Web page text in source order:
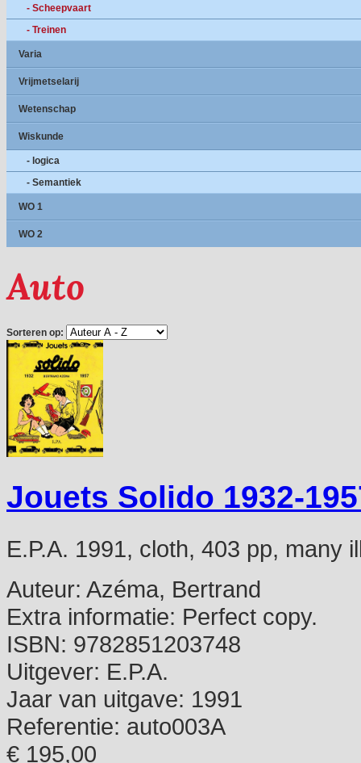
- Scheepvaart
- Treinen
Varia
Vrijmetselarij
Wetenschap
Wiskunde
- logica
- Semantiek
WO 1
WO 2
Auto
Sorteren op:
Jouets Solido 1932-
E.P.A. 1991, cloth, 403 pp, many
Auteur: Azéma, Bertrand
Extra informatie: Perfect copy.
ISBN: 9782851203748
Uitgever: E.P.A.
Jaar van uitgave: 1991
Referentie: auto003A
€ 195,00